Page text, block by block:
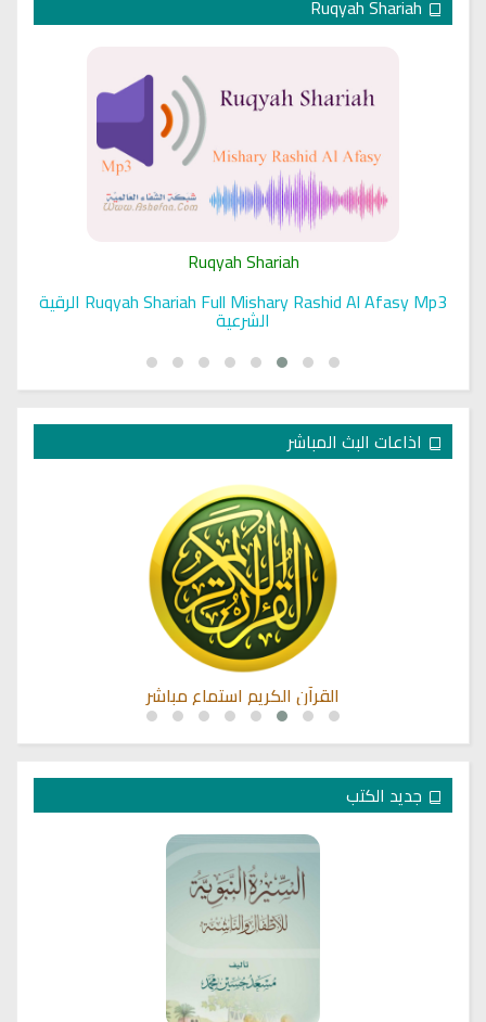
Ruqyah Shariah
Ruqyah Shariah Full Mishary Rashid Al Afasy Mp3 الرقية
الشرعية
اذاعات البث المباشر
القرآن الكريم استماع مباشر
جديد الكتب